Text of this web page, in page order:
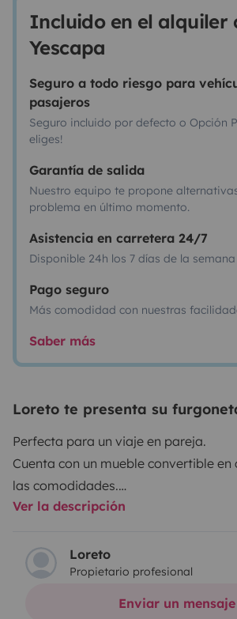
Incluido en el alquiler
Yescapa
Seguro a todo riesgo para
pasajeros
Seguro incluido por defecto o Opción
eliges!
Garantía de salida
Nuestro equipo te propone
problema en último momento.
Asistencia en carretera 24/7
Disponible 24h los 7 días de la semana
Pago seguro
Más comodidad con nuestras
Saber más
Loreto te presenta su
Perfecta para un viaje en pareja.
Cuenta con un mueble convertible
las comodidades.
camperizada en 2021.
- 2 plazas viajar y dormir.
- Toldo exterior con mesa y 2 sillas
Ver la descripción
Loreto
Propietario profesional
Enviar un mensaje